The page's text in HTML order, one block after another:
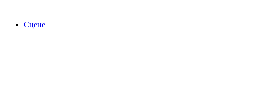
Сцене